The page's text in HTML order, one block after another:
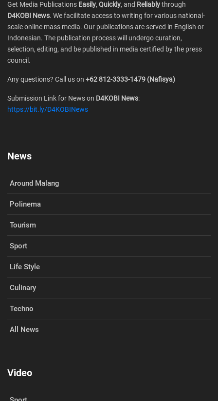
Get Media Publications Easily, Quickly, and Reliablythrough
D4KOBI News. We facilitate access to writing for various national-
scale online mass media. Our publications are served in English or
Indonesian. The publication process will undergo curation,
selection, editing, and be published in media certified by the press
council.
Any questions? Call us on +62 812-3333-1479 (Nafisya)
Submission Link for News on D4KOBI News:
https://bit.ly/D4KOBINews
News
Around Malang
Polinema
Tourism
Sport
Life Style
Culinary
Techno
All News
Video